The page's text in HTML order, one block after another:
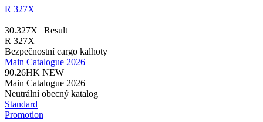
R 327X
30.327X | Result
R 327X
Bezpečnostní cargo kalhoty
Main Catalogue 2026
90.26HK NEW
Main Catalogue 2026
Neutrální obecný katalog
Standard
Promotion